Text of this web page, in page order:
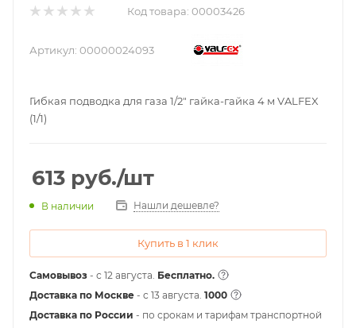
Код товара: 00003426
Артикул: 00000024093
Гибкая подводка для газа 1/2" гайка-гайка 4 м VALFEX
(1/1)
613 руб./шт
В наличии Нашли дешевле?
Купить в 1 клик
Самовывоз - с 12 августа. Бесплатно.
Доставка по Москве - c 13 августа. 1000
Доставка по России - по срокам и тарифам транспортной